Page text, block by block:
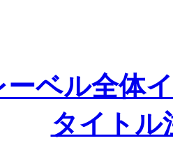
ーベル全体
タイトル